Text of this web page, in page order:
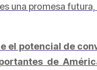
una promesa
el potencial de
de